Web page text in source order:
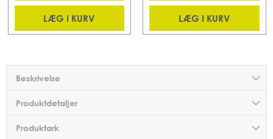
LÆG I KURV LÆG I KURV
Beskrivelse
Produktdetaljer
Produktark